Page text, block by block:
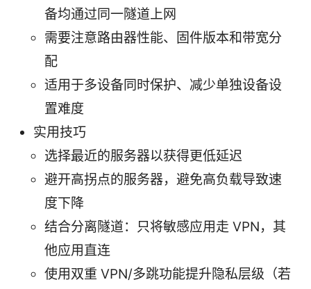
备均通过同一隧道上网
需要注意路由器性能、固件版本和带宽分
配
适用于多设备同时保护、减少单独设备设
置难度
实用技巧
选择最近的服务器以获得更低延迟
避开高拐点的服务器，避免高负载导致速
度下降
结合分离隧道：只将敏感应用走 VPN，其
他应用直连
使用双重 VPN/多跳功能提升隐私层级（若